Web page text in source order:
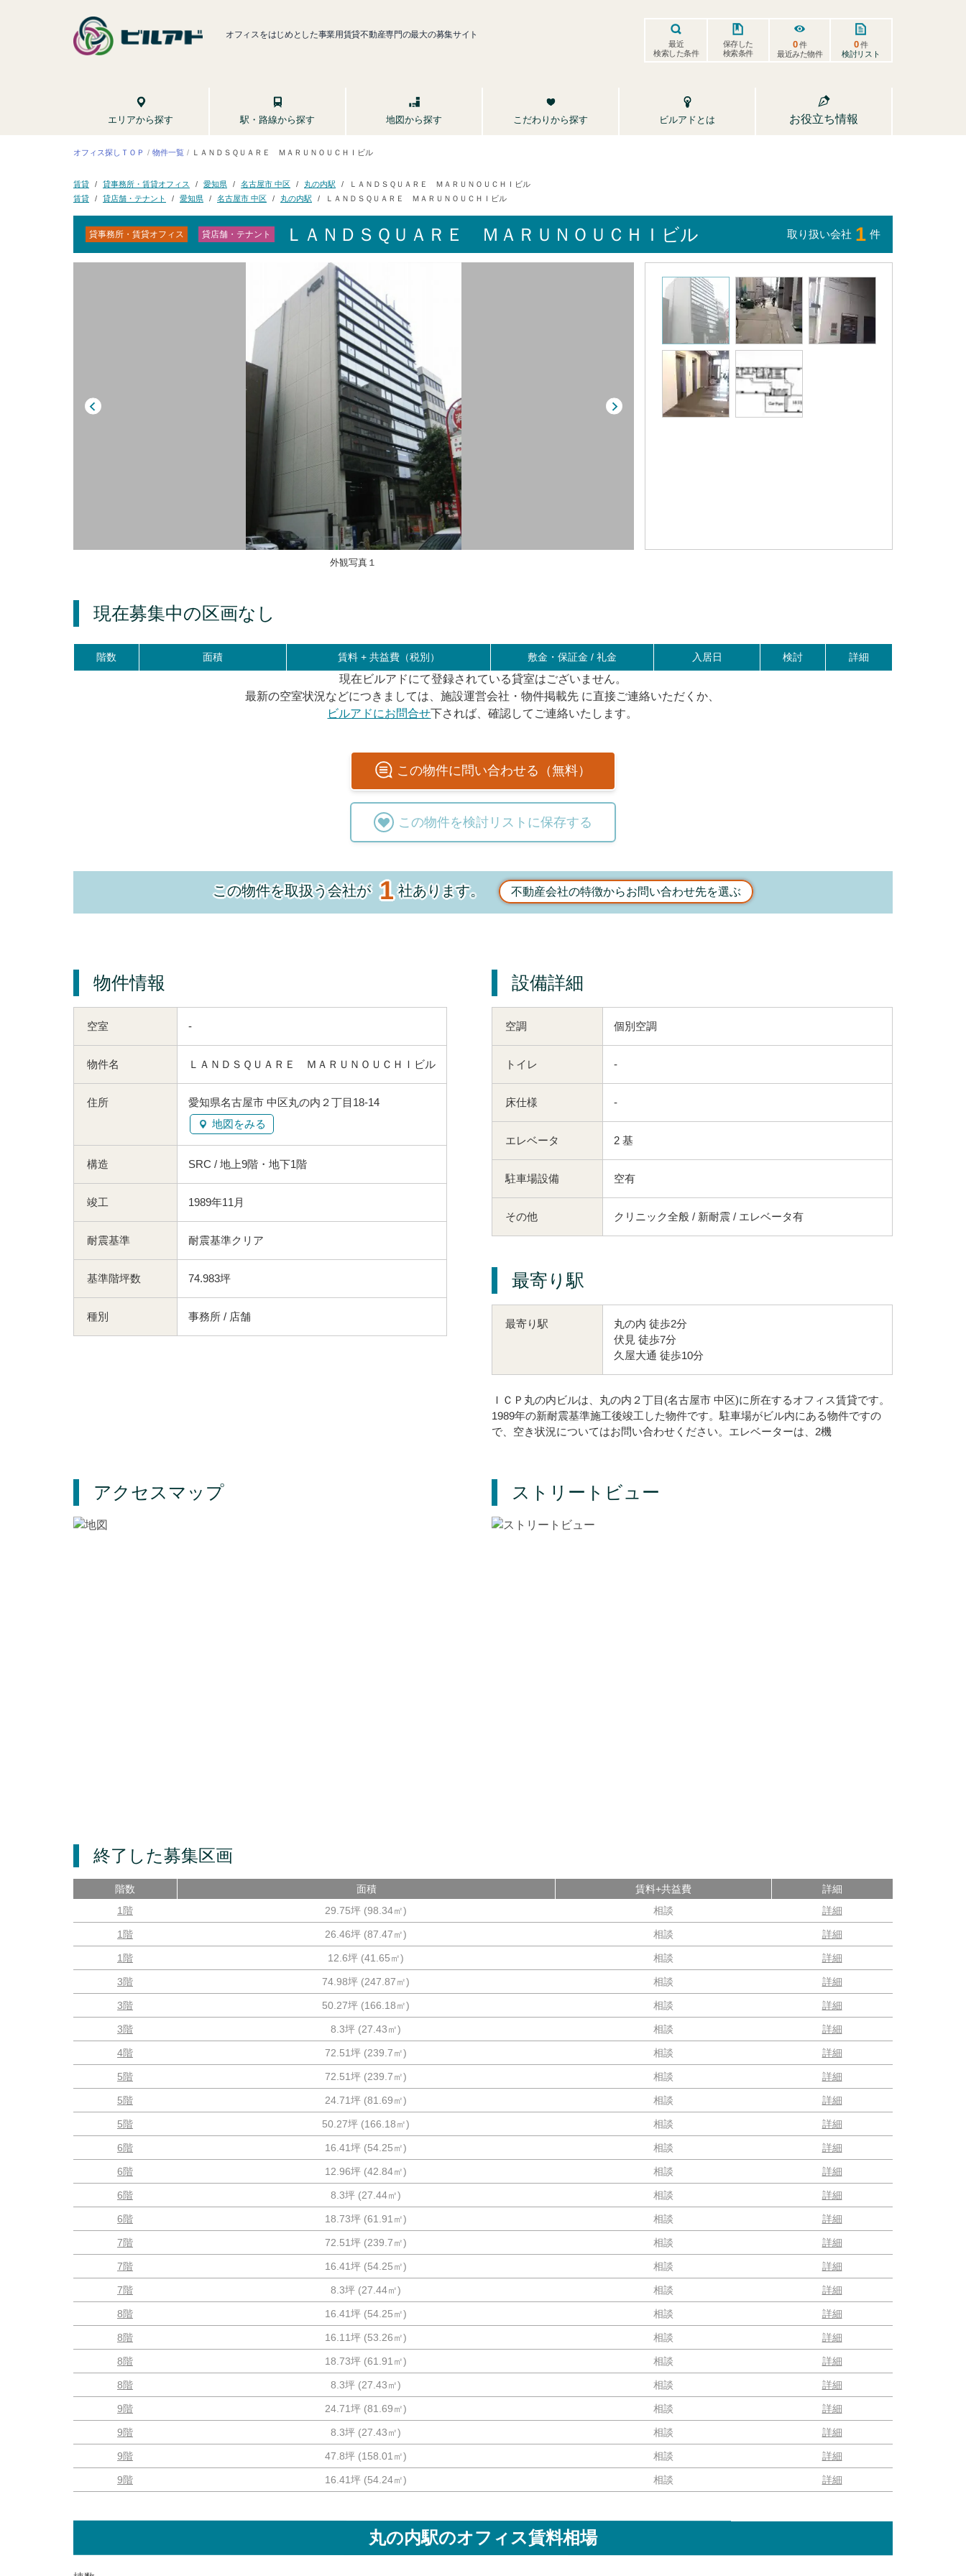
オフィスをはじめとした事業用賃貸不動産専門の最大の募集サイト
最近
検索した条件
保存した
検索条件
0件
最近みた物件
0件
検討リスト
エリアから探す 駅・路線から探す 地図から探す こだわりから探す ビルアドとは お役立ち情報
オフィス探しＴＯＰ 物件一覧 ＬＡＮＤＳＱＵＡＲＥ ＭＡＲＵＮＯＵＣＨＩビル
賃貸 貸事務所・賃貸オフィス 愛知県 名古屋市 中区 丸の内駅 ＬＡＮＤＳＱＵＡＲＥ ＭＡＲＵＮＯＵＣＨＩビル
賃貸 貸店舗・テナント 愛知県 名古屋市 中区 丸の内駅 ＬＡＮＤＳＱＵＡＲＥ ＭＡＲＵＮＯＵＣＨＩビル
貸事務所・賃貸オフィス 貸店舗・テナント ＬＡＮＤＳＱＵＡＲＥ ＭＡＲＵＮＯＵＣＨＩビル 取り扱い会社 1 件
外観写真１
現在募集中の区画なし
階数 面積 賃料 +共益費（税別） 敷金・保証金 / 礼金 入居日 検討 詳細
現在ビルアドにて登録されている貸室はございません。
最新の空室状況などにつきましては、施設運営会社・物件掲載先 に直接ご連絡いただくか、
ビルアドにお問合せ下されば、確認してご連絡いたします。
この物件に問い合わせる（無料）
この物件を検討リストに保存する
この物件を取扱う会社が1社あります。 不動産会社の特徴からお問い合わせ先を選ぶ
物件情報
空室 -
物件名 ＬＡＮＤＳＱＵＡＲＥ ＭＡＲＵＮＯＵＣＨＩビル
住所
愛知県名古屋市 中区丸の内２丁目18-14
地図をみる
構造 SRC / 地上9階・地下1階
竣工 1989年11月
耐震基準 耐震基準クリア
基準階坪数 74.983坪
種別 事務所 / 店舗
設備詳細
空調 個別空調
トイレ -
床仕様 -
エレベータ 2 基
駐車場設備 空有
その他 クリニック全般 / 新耐震 / エレベータ有
最寄り駅
最寄り駅 丸の内 徒歩2分
伏見 徒歩7分
久屋大通 徒歩10分
ＩＣＰ丸の内ビルは、丸の内２丁目(名古屋市 中区)に所在するオフィス賃貸です。
1989年の新耐震基準施工後竣工した物件です。駐車場がビル内にある物件ですの
で、空き状況についてはお問い合わせください。エレベーターは、2機
アクセスマップ ストリートビュー
終了した募集区画
階数 面積 賃料+共益費
詳細
1階
29.75坪 (98.34㎡) 相談 詳細
1階 26.46坪 (87.47㎡) 相談 詳細
1階 12.6坪 (41.65㎡) 相談 詳細
3階 74.98坪 (247.87㎡) 相談 詳細
3階 50.27坪 (166.18㎡) 相談 詳細
3階 8.3坪 (27.43㎡) 相談 詳細
4階 72.51坪 (239.7㎡) 相談 詳細
5階 72.51坪 (239.7㎡) 相談 詳細
5階 24.71坪 (81.69㎡) 相談 詳細
5階 50.27坪 (166.18㎡) 相談 詳細
6階 16.41坪 (54.25㎡) 相談 詳細
6階 12.96坪 (42.84㎡) 相談 詳細
6階 8.3坪 (27.44㎡) 相談 詳細
6階 18.73坪 (61.91 ㎡) 相談 詳細
7階 72.51坪 (239.7㎡) 相談 詳細
7階 16.41坪 (54.25㎡) 相談 詳細
7階 8.3坪 (27.44㎡) 相談 詳細
8階 16.41坪 (54.25㎡) 相談 詳細
8階 16.11坪 (53.26㎡) 相談 詳細
8階 18.73坪 (61.91 ㎡) 相談 詳細
8階 8.3坪 (27.43㎡) 相談 詳細
9階 24.71坪 (81.69㎡) 相談 詳細
9階 8.3坪 (27.43㎡) 相談 詳細
9階 47.8坪 (158.01 ㎡) 相談 詳細
9階 16.41坪 (54.24㎡) 相談 詳細
丸の内駅のオフィス賃料相場